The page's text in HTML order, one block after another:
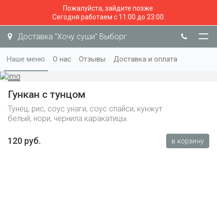
Пожалуйста, зайдите позже.
Сегодня работаем с 11:00 до 23:00.
Доставка "Хочу суши" Выборг
Наше меню О нас Отзывы Доставка и оплата
Гункан с тунцом
Тунец, рис, соус унаги, соус спайси, кунжут
белый, нори, чернила каракатицы.
120 руб. в корзину